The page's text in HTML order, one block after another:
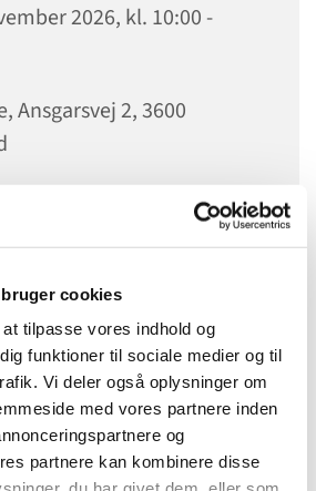
cookies
tilpasse vores indhold og
funktioner til sociale medier og til
Vi deler også oplysninger om
med vores partnere inden
og
partnere kan kombinere disse
2026, kl. 10:00 -
Ansgarsvej 2, 3600
ugen. Her er der mulighed for
Det er sundhedsplejerskerne i
der er ansvarlig for